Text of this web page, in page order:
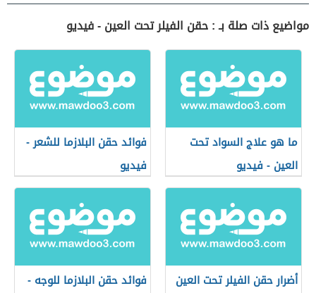
مواضيع ذات صلة بـ : حقن الفيلر تحت العين - فيديو
ما هو علاج السواد تحت
العين - فيديو
فوائد حقن البلازما للشعر -
فيديو
أضرار حقن الفيلر تحت العين
فوائد حقن البلازما للوجه -